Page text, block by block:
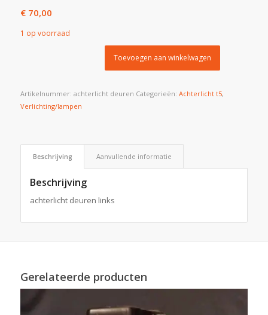
€70,00
1 op voorraad
Toevoegen aan winkelwagen
Artikelnummer: achterlicht deuren Categorieën: Achterlicht t5,
Verlichting/lampen
Beschrijving Aanvullende informatie
Beschrijving
achterlicht deuren links
Gerelateerde producten